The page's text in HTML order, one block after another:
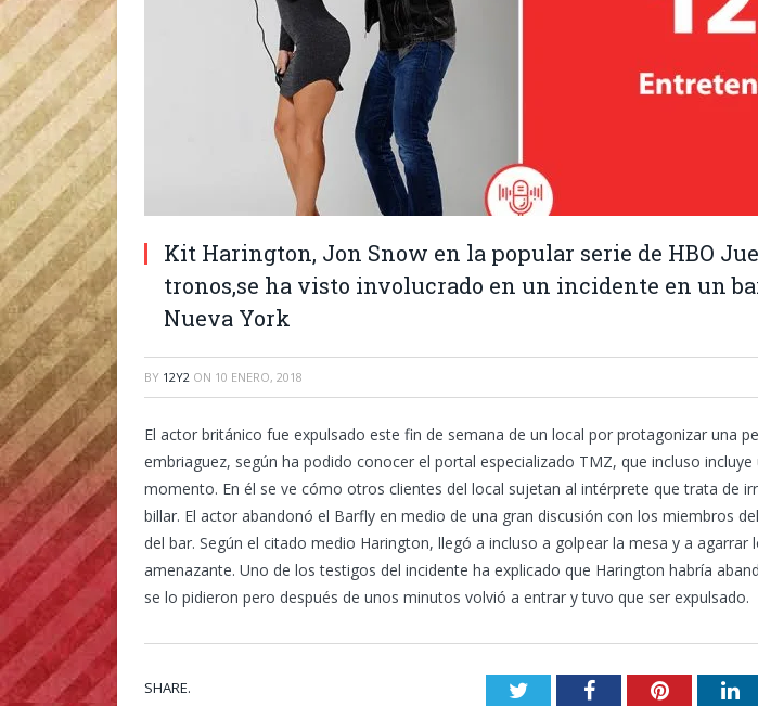
Kit Harington, Jon Snow en la popular serie de HBO
tronos,se ha visto involucrado en un incidente en un
Nueva York
BY 12Y2 ON 10 ENERO, 2018
El actor británico fue expulsado este fin de semana de un local por protagonizar una
embriaguez, según ha podido conocer el portal especializado TMZ, que incluso incluye
momento. En él se ve cómo otros clientes del local sujetan al intérprete que trata de
billar. El actor abandonó el Barfly en medio de una gran discusión con los miembros
del bar. Según el citado medio Harington, llegó a incluso a golpear la mesa y a agarrar
amenazante. Uno de los testigos del incidente ha explicado que Harington habría
se lo pidieron pero después de unos minutos volvió a entrar y tuvo que ser expulsado.
SHARE. TwitterFacebookPinterest